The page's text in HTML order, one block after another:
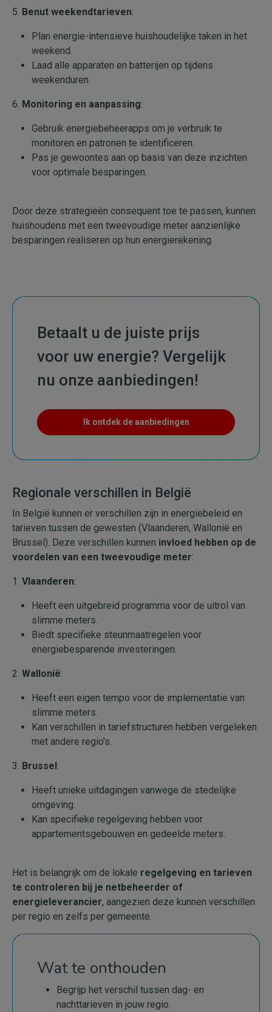
5. Benut weekendtarieven:
Plan energie-intensieve huishoudelijke taken in het
weekend.
Laad alle apparaten en batterijen op tijdens
weekenduren.
6. Monitoring en aanpassing:
Gebruik energiebeheerapps om je verbruik te
monitoren en patronen te identificeren.
Pas je gewoontes aan op basis van deze inzichten
voor optimale besparingen.
Door deze strategieën consequent toe te passen, kunnen
huishoudens met een tweevoudige meter aanzienlijke
besparingen realiseren op hun energierekening.
Betaalt u de juiste prijs
voor uw energie? Vergelijk
nu onze aanbiedingen!
Ik ontdek de aanbiedingen
Regionale verschillen in België
In België kunnen er verschillen zijn in energiebeleid en
tarieven tussen de gewesten (Vlaanderen, Wallonië en
Brussel). Deze verschillen kunnen invloed hebben op de
voordelen van een tweevoudige meter:
1. Vlaanderen:
Heeft een uitgebreid programma voor de uitrol van
slimme meters.
Biedt specifieke steunmaatregelen voor
energiebesparende investeringen.
2. Wallonië:
Heeft een eigen tempo voor de implementatie van
slimme meters.
Kan verschillen in tariefstructuren hebben vergeleken
met andere regio's.
3. Brussel:
Heeft unieke uitdagingen vanwege de stedelijke
omgeving.
Kan specifieke regelgeving hebben voor
appartementsgebouwen en gedeelde meters.
Het is belangrijk om de lokale regelgeving en tarieven
te controleren bij je netbeheerder of
energieleverancier, aangezien deze kunnen verschillen
per regio en zelfs per gemeente.
Wat te onthouden
Begrijp het verschil tussen dag- en
nachttarieven in jouw regio.